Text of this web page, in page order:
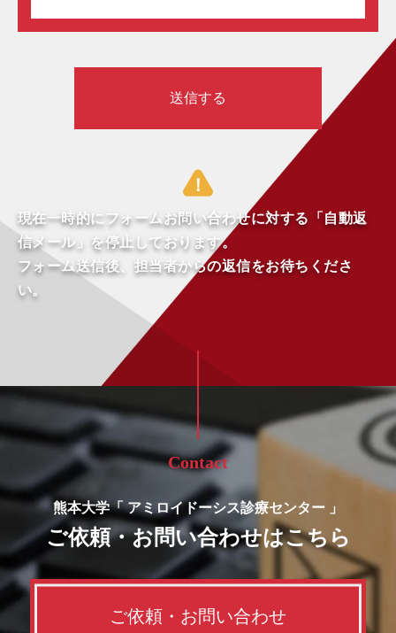
！
現在一時的にフォームお問い合わせに対する「自動返
信メール」を停止しております。
フォーム送信後、担当者からの返信をお待ちくださ
い。
Contact
熊本大学「 アミロイドーシス診療センター 」
ご依頼・お問い合わせはこちら
ご依頼・お問い合わせ